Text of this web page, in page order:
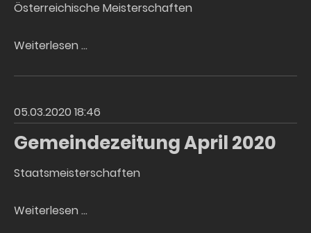
Österreichische Meisterschaften
Weiterlesen …
März
05.03.2020 18:46
Gemeindezeitung April 2020
Staatsmeisterschaften
Weiterlesen …